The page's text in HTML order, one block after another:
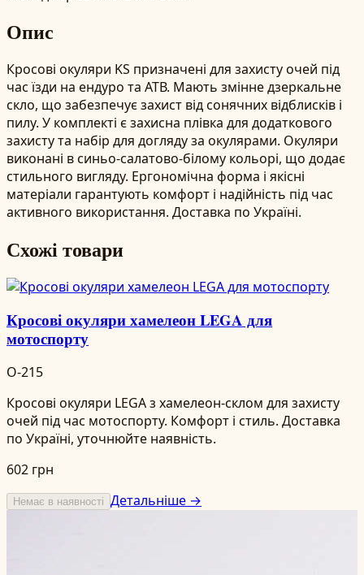
Опис
Кросові окуляри KS призначені для захисту очей під
час їзди на ендуро та АТВ. Мають змінне дзеркальне
скло, що забезпечує захист від сонячних відблисків і
пилу. У комплекті є захисна плівка для додаткового
захисту та набір для догляду за окулярами. Окуляри
виконані в синьо-салатово-білому кольорі, що додає
стильного вигляду. Ергономічна форма і якісні
матеріали гарантують комфорт і надійність під час
активного використання. Доставка по Україні.
Схожі товари
Кросові окуляри хамелеон LEGA для
мотоспорту
O-215
Кросові окуляри LEGA з хамелеон-склом для захисту
очей під час мотоспорту. Комфорт і стиль. Доставка
по Україні, уточнюйте наявність.
602 грн
Немає в наявності Детальніше →